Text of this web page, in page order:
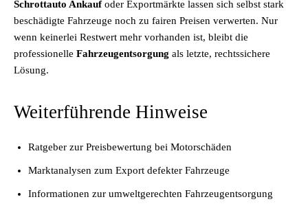
Schrottauto Ankaufoder Exportmärkte lassen sich selbst stark
beschädigte Fahrzeuge noch zu fairen Preisen verwerten. Nur
wenn keinerlei Restwert mehr vorhanden ist, bleibt die
professionelle Fahrzeugentsorgung als letzte, rechtssichere
Lösung.
Weiterführende Hinweise
Ratgeber zur Preisbewertung bei Motorschäden
Marktanalysen zum Export defekter Fahrzeuge
Informationen zur umweltgerechten Fahrzeugentsorgung